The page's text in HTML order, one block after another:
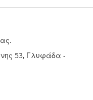
53, Γλυφάδα -